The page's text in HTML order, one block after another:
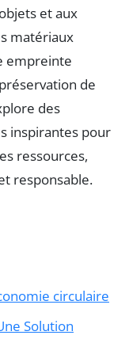
et aux
matériaux
empreinte
de
des
inspirantes pour
ressources,
responsable.
circulaire
Solution